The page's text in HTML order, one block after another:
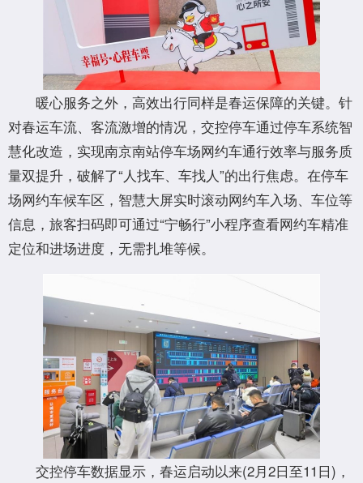
暖心服务之外，高效出行同样是春运保障的关键。针
对春运车流、客流激增的情况，交控停车通过停车系统智
慧化改造，实现南京南站停车场网约车通行效率与服务质
量双提升，破解了“人找车、车找人”的出行焦虑。在停车
场网约车候车区，智慧大屏实时滚动网约车入场、车位等
信息，旅客扫码即可通过“宁畅行”小程序查看网约车精准
定位和进场进度，无需扎堆等候。
交控停车数据显示，春运启动以来(2月2日至11日)，